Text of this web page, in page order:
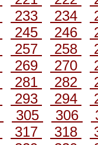
233 234
245 246
257 258
269 270
281 282
293 294
305 306
317 318